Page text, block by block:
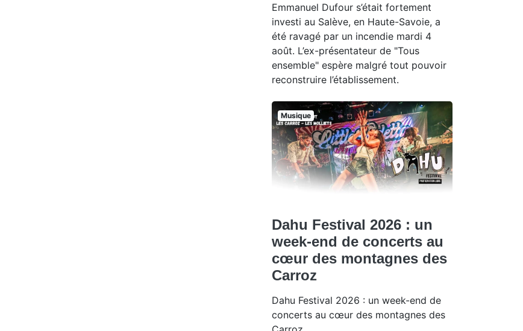
Emmanuel Dufour s’était fortement
investi au Salève, en Haute-Savoie, a
été ravagé par un incendie mardi 4
août. L’ex-présentateur de "Tous
ensemble" espère malgré tout pouvoir
reconstruire l’établissement.
Musique
Dahu Festival 2026 : un
week-end de concerts au
cœur des montagnes des
Carroz
Dahu Festival 2026 : un week-end de
concerts au cœur des montagnes des